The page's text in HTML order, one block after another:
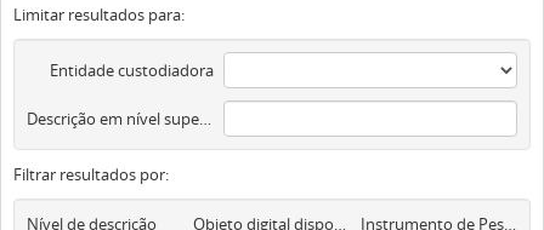
Limitar resultados para:
Entidade custodiadora
Descrição em nível superior
Filtrar resultados por:
Nível de descrição Objeto digital disponível Instrumento de Pesquisa